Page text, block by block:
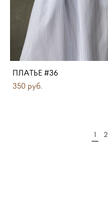
ПЛАТЬЕ #36
350 pуб.
1 2